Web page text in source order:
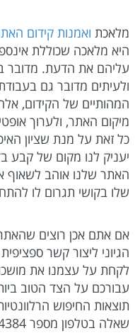
מלאכת ואמנות קידום
היא מלאכה שכוללת
עליהם את הדעת. מדובר
ולעיתים מדובר גם
המהותיים של הקידום,
מיקום האתר, ולערוך
כל זאת על מנת שציון
יעניק לנו מקום של קבע
שלו בקושי תגרום לו
אם אתם אכן רוצים
לקחת על עצמנו את
עבורכם על הצד הטוב
תוצאות החיפוש
שאלה בטלפון מספר 073-7024384.